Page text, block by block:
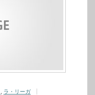
ラ・リーガ